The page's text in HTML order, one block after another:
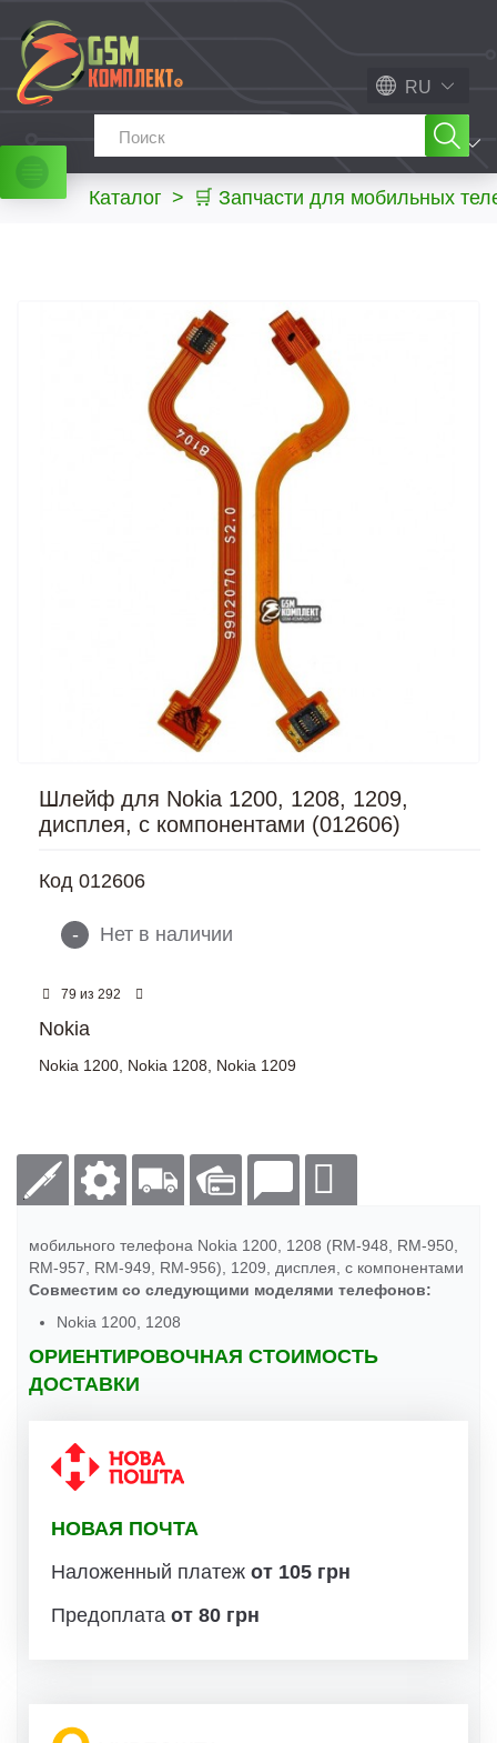
RU
МЕНЮ
Каталог > 🛒 Запчасти для мобильных
Шлейф для Nokia 1200, 1208, 1209,
дисплея, с компонентами (012606)
Код 012606
- Нет в наличии
79 из 292
Nokia
Nokia 1200 Nokia 1208 Nokia 1209
мобильного телефона Nokia 1200, 1208 (RM-948, RM-950,
RM-957, RM-949, RM-956), 1209, дисплея, с компонентами
Совместим со следующими моделями телефонов:
Nokia 1200, 1208
ОРИЕНТИРОВОЧНАЯ СТОИМОСТЬ
ДОСТАВКИ
НОВАЯ ПОЧТА
Наложенный платеж от 105 грн
Предоплата от 80 грн